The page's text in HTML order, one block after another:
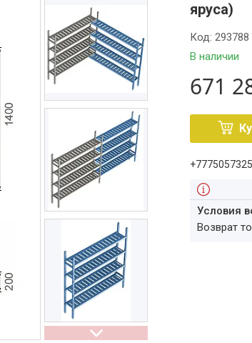
яруса)
В наличии
Код:293788
671
возврат